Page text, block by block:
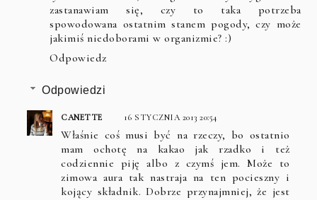
zastanawiam się, czy to taka potrzeba
spowodowana ostatnim stanem pogody, czy może
jakimiś niedoborami w organizmie? :)
Odpowiedz
Odpowiedzi
CANETTE 16 STYCZNIA 2013 20:54
Właśnie coś musi być na rzeczy, bo ostatnio
mam ochotę na kakao jak rzadko i też
codziennie piję albo z czymś jem. Może to
zimowa aura tak nastraja na ten pocieszny i
kojący składnik. Dobrze przynajmniej, że jest